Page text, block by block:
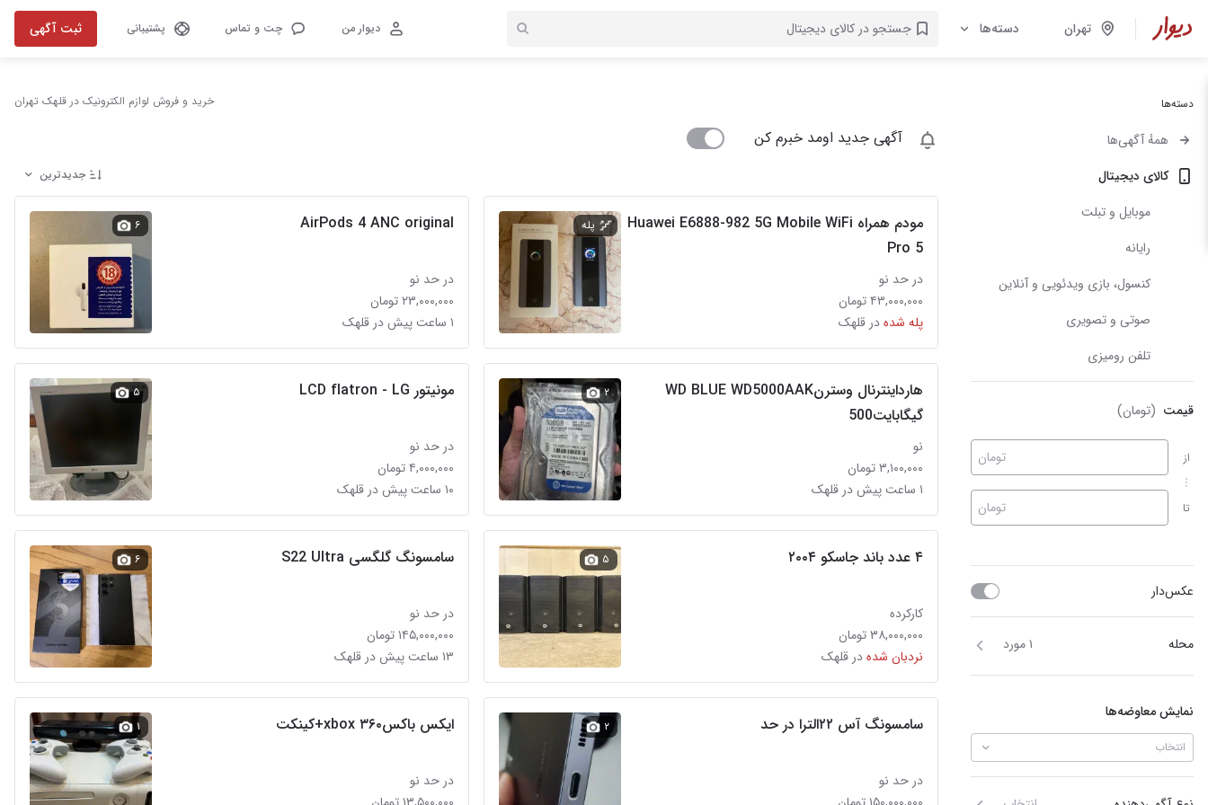
تهران دسته‌ها دیوار من چت و تماس پشتیبانی ثبت آگهی
دسته‌ها
همهٔ آگهی‌ها
کالای دیجیتال
موبایل و تبلت
رایانه
کنسول، بازی‌ ویدئویی و آنلاین
صوتی و تصویری
تلفن رومیزی
قیمت (تومان)
از
تا
تومان
تومان
عکس‌دار
محله ۱ مورد
نمایش معاوضه‌ها
انتخاب
خرید و فروش لوازم الکترونیک در قلهک تهران
آگهی جدید اومد خبرم کن
جدیدترین
مودم همراه Huawei E6888-982 5G Mobile WiFi
Pro 5
در حد نو
۴۳,۰۰۰,۰۰۰ تومان
پله شدهدر قلهک
پله AirPods 4 ANC original
در حد نو
۲۳,۰۰۰,۰۰۰ تومان
۱ ساعت پیش در قلهک
۶
هارداینترنال وسترنWD BLUE WD5000AAK
گیگابایت500
نو
۳,۱۰۰,۰۰۰ تومان
۱ ساعت پیش در قلهک
۲ مونیتور LCD flatron - LG
در حد نو
۴,۰۰۰,۰۰۰ تومان
۱۰ ساعت پیش در قلهک
۵
۴ عدد باند جاسکو ۲۰۰۴
کارکرده
۳۸,۰۰۰,۰۰۰ تومان
نردبان شدهدر قلهک
۵ سامسونگ گلگسی S22 Ultra
در حد نو
۱۴۵,۰۰۰,۰۰۰ تومان
۱۳ ساعت پیش در قلهک
۶
سامسونگ آس ۲۲الترا در حد
در حد نو
۲ ایکس باکسxbox ۳۶۰+کینکت
در حد نو
۱